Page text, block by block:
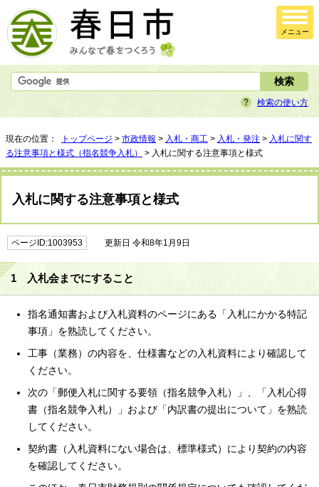
メニュー
検索の使い方
現在の位置： トップページ > 市政情報 > 入札・商工 > 入札・発注 > 入札に関す
る注意事項と様式（指名競争入札）
> 入札に関する注意事項と様式
入札に関する注意事項と様式
ページID:1003953 更新日 令和8年1月9日
1 入札会までにすること
指名通知書および入札資料のページにある「入札にかかる特記
事項」を熟読してください。
工事（業務）の内容を、仕様書などの入札資料により確認して
ください。
次の「郵便入札に関する要領（指名競争入札）」、「入札心得
書（指名競争入札）」および「内訳書の提出について」を熟読
してください。
契約書（入札資料にない場合は、標準様式）により契約の内容
を確認してください。